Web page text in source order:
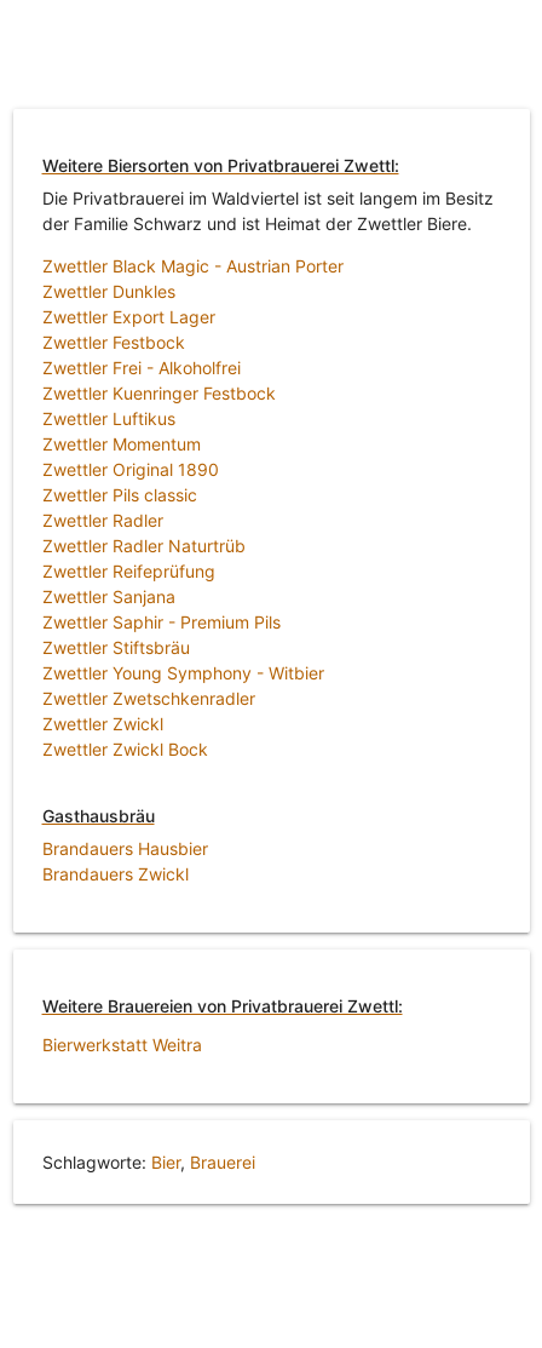
Weitere Biersorten von Privatbrauerei Zwettl:
Die Privatbrauerei im Waldviertel ist seit langem im Besitz
der Familie Schwarz und ist Heimat der Zwettler Biere.
Zwettler Black Magic - Austrian Porter
Zwettler Dunkles
Zwettler Export Lager
Zwettler Festbock
Zwettler Frei - Alkoholfrei
Zwettler Kuenringer Festbock
Zwettler Luftikus
Zwettler Momentum
Zwettler Original 1890
Zwettler Pils classic
Zwettler Radler
Zwettler Radler Naturtrüb
Zwettler Reifeprüfung
Zwettler Sanjana
Zwettler Saphir - Premium Pils
Zwettler Stiftsbräu
Zwettler Young Symphony - Witbier
Zwettler Zwetschkenradler
Zwettler Zwickl
Zwettler Zwickl Bock
Gasthausbräu
Brandauers Hausbier
Brandauers Zwickl
Weitere Brauereien von Privatbrauerei Zwettl:
Bierwerkstatt Weitra
Schlagworte: Bier, Brauerei